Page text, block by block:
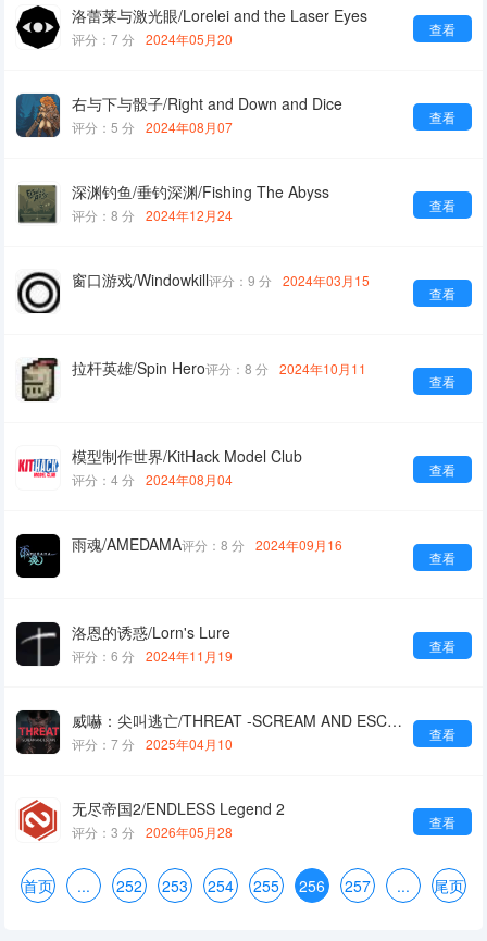
洛蕾莱与激光眼/Lorelei and the Laser Eyes
查看
评分：7 分 2024年05月20
右与下与骰子/Right and Down and Dice
查看
评分：5 分 2024年08月07
深渊钓鱼/垂钓深渊/Fishing The Abyss
查看
评分：8 分 2024年12月24
窗口游戏/Windowkill
查看
评分：9 分 2024年03月15
拉杆英雄/Spin Hero
查看
评分：8 分 2024年10月11
模型制作世界/KitHack Model Club
查看
评分：4 分 2024年08月04
雨魂/AMEDAMA
查看
评分：8 分 2024年09月16
洛恩的诱惑/Lorn's Lure
查看
评分：6 分 2024年11月19
威嚇：尖叫逃亡/THREAT -SCREAM AND ESCAPE-
查看
评分：7 分 2025年04月10
无尽帝国2/ENDLESS Legend 2
查看
评分：3 分 2026年05月28
首页 ... 252 253 254 255 256 257 ... 尾页